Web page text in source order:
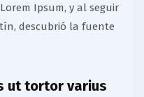
Ipsum, y al seguir
descubrió la fuente
ut tortor varius